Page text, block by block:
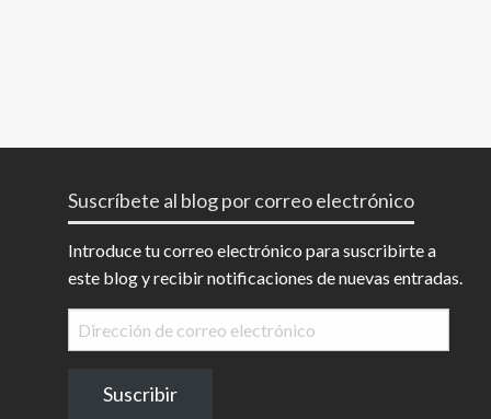
Suscríbete al blog por correo electrónico
Introduce tu correo electrónico para suscribirte a
este blog y recibir notificaciones de nuevas entradas.
Dirección
de
electrónico
Suscribir